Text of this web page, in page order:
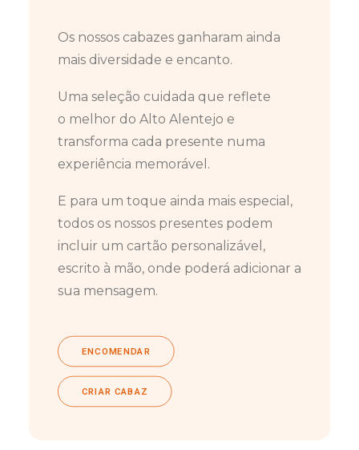
Os nossos cabazes ganharam ainda
mais diversidade e encanto.
Uma seleção cuidada que reflete
o melhor do Alto Alentejo e
transforma cada presente numa
experiência memorável.
E para um toque ainda mais especial,
todos os nossos presentes podem
incluir um cartão personalizável,
escrito à mão, onde poderá adicionar a
sua mensagem.
ENCOMENDAR
CRIAR CABAZ